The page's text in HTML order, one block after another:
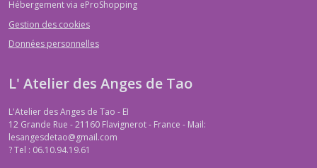
Hébergement via eProShopping
Gestion des cookies
Données personnelles
L' Atelier des Anges de Tao
L'Atelier des Anges de Tao - EI
12 Grande Rue - 21160 Flavignerot - France - Mail:
lesangesdetao@gmail.com
?Tel : 06.10.94.19.61